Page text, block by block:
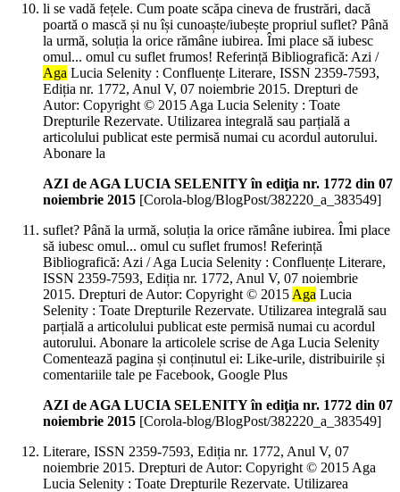
li se vadă fețele. Cum poate scăpa cineva de frustrări, dacă
poartă o mască și nu își cunoaște/iubește propriul suflet? Până
la urmă, soluția la orice rămâne iubirea. Îmi place să iubesc
omul... omul cu suflet frumos! Referință Bibliografică: Azi /
Aga Lucia Selenity : Confluențe Literare, ISSN 2359-7593,
Ediția nr. 1772, Anul V, 07 noiembrie 2015. Drepturi de
Autor: Copyright © 2015 Aga Lucia Selenity : Toate
Drepturile Rezervate. Utilizarea integrală sau parțială a
articolului publicat este permisă numai cu acordul autorului.
Abonare la
AZI de AGA LUCIA SELENITY în ediţia nr. 1772 din 07
noiembrie 2015 [Corola-blog/BlogPost/382220_a_383549]
suflet? Până la urmă, soluția la orice rămâne iubirea. Îmi place
să iubesc omul... omul cu suflet frumos! Referință
Bibliografică: Azi / Aga Lucia Selenity : Confluențe Literare,
ISSN 2359-7593, Ediția nr. 1772, Anul V, 07 noiembrie
2015. Drepturi de Autor: Copyright © 2015Aga Lucia
Selenity : Toate Drepturile Rezervate. Utilizarea integrală sau
parțială a articolului publicat este permisă numai cu acordul
autorului. Abonare la articolele scrise de Aga Lucia Selenity
Comentează pagina și conținutul ei: Like-urile, distribuirile și
comentariile tale pe Facebook, Google Plus
AZI de AGA LUCIA SELENITY în ediţia nr. 1772 din 07
noiembrie 2015 [Corola-blog/BlogPost/382220_a_383549]
Literare, ISSN 2359-7593, Ediția nr. 1772, Anul V, 07
noiembrie 2015. Drepturi de Autor: Copyright © 2015 Aga
Lucia Selenity : Toate Drepturile Rezervate. Utilizarea